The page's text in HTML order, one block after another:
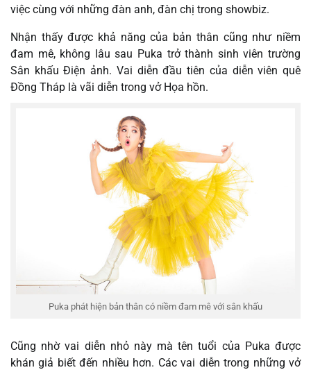
việc cùng với những đàn anh, đàn chị trong showbiz.
Nhận thấy được khả năng của bản thân cũng như niềm
đam mê, không lâu sau Puka trở thành sinh viên trường
Sân khấu Điện ảnh. Vai diễn đầu tiên của diễn viên quê
Đồng Tháp là vãi diễn trong vở Họa hồn.
Puka phát hiện bản thân có niềm đam mê với sân khấu
Cũng nhờ vai diễn nhỏ này mà tên tuổi của Puka được
khán giả biết đến nhiều hơn. Các vai diễn trong những vở